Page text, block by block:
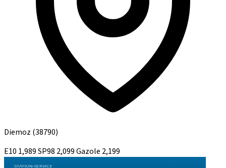
Diemoz (38790)
E10 1,989SP98 2,099Gazole 2,199